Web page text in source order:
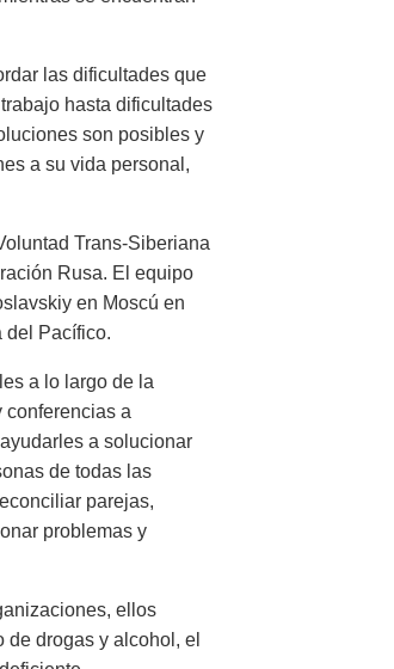
las dificultades que
hasta dificultades
son posibles y
a su vida personal,
Trans-Siberiana
Rusa. El equipo
en Moscú en
del Pacífico.
a lo largo de la
conferencias a
a solucionar
de todas las
parejas,
problemas y
ellos
drogas y alcohol, el